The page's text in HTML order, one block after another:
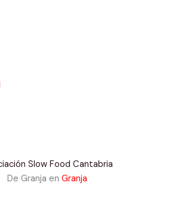
Slow Food Cantabria
De Granja en Granja